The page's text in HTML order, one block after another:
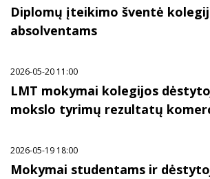
Diplomų įteikimo šventė
absolventams
2026-05-20 11:00
LMT mokymai kolegijos
mokslo tyrimų rezultatų
2026-05-19 18:00
Mokymai studentams ir